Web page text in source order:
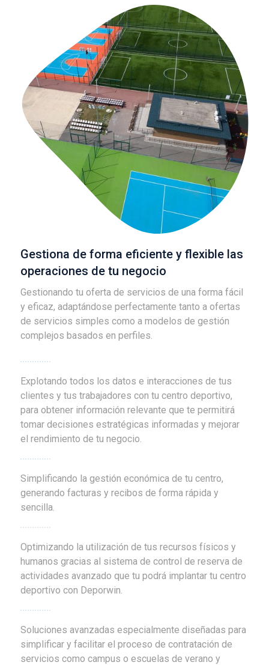
Gestiona de forma eficiente y flexible las
operaciones de tu negocio
Gestionando tu oferta de servicios de una forma fácil
y eficaz, adaptándose perfectamente tanto a ofertas
de servicios simples como a modelos de gestión
complejos basados en perfiles.
Explotando todos los datos e interacciones de tus
clientes y tus trabajadores con tu centro deportivo,
para obtener información relevante que te permitirá
tomar decisiones estratégicas informadas y mejorar
el rendimiento de tu negocio.
Simplificando la gestión económica de tu centro,
generando facturas y recibos de forma rápida y
sencilla.
Optimizando la utilización de tus recursos físicos y
humanos gracias al sistema de control de reserva de
actividades avanzado que tu podrá implantar tu centro
deportivo con Deporwin.
Soluciones avanzadas especialmente diseñadas para
simplificar y facilitar el proceso de contratación de
servicios como campus o escuelas de verano y